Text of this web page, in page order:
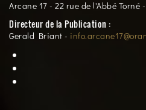
Arcane 17 - 22 rue de l'Abbé Torné
Directeur de la Publication :
Gerald Briant -